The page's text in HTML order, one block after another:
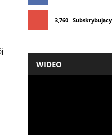
3,760 Subskrybujący
WIDEO